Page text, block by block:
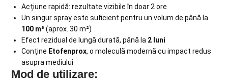
Acțiune rapidă: rezultate vizibile în doar 2 ore
Un singur spray este suficient pentru un volum de până la
100 m³ (aprox. 30 m²)
Efect rezidual de lungă durată, până la 2 luni
Conține Etofenprox, o moleculă modernă cu impact redus
asupra mediului
Mod de utilizare: